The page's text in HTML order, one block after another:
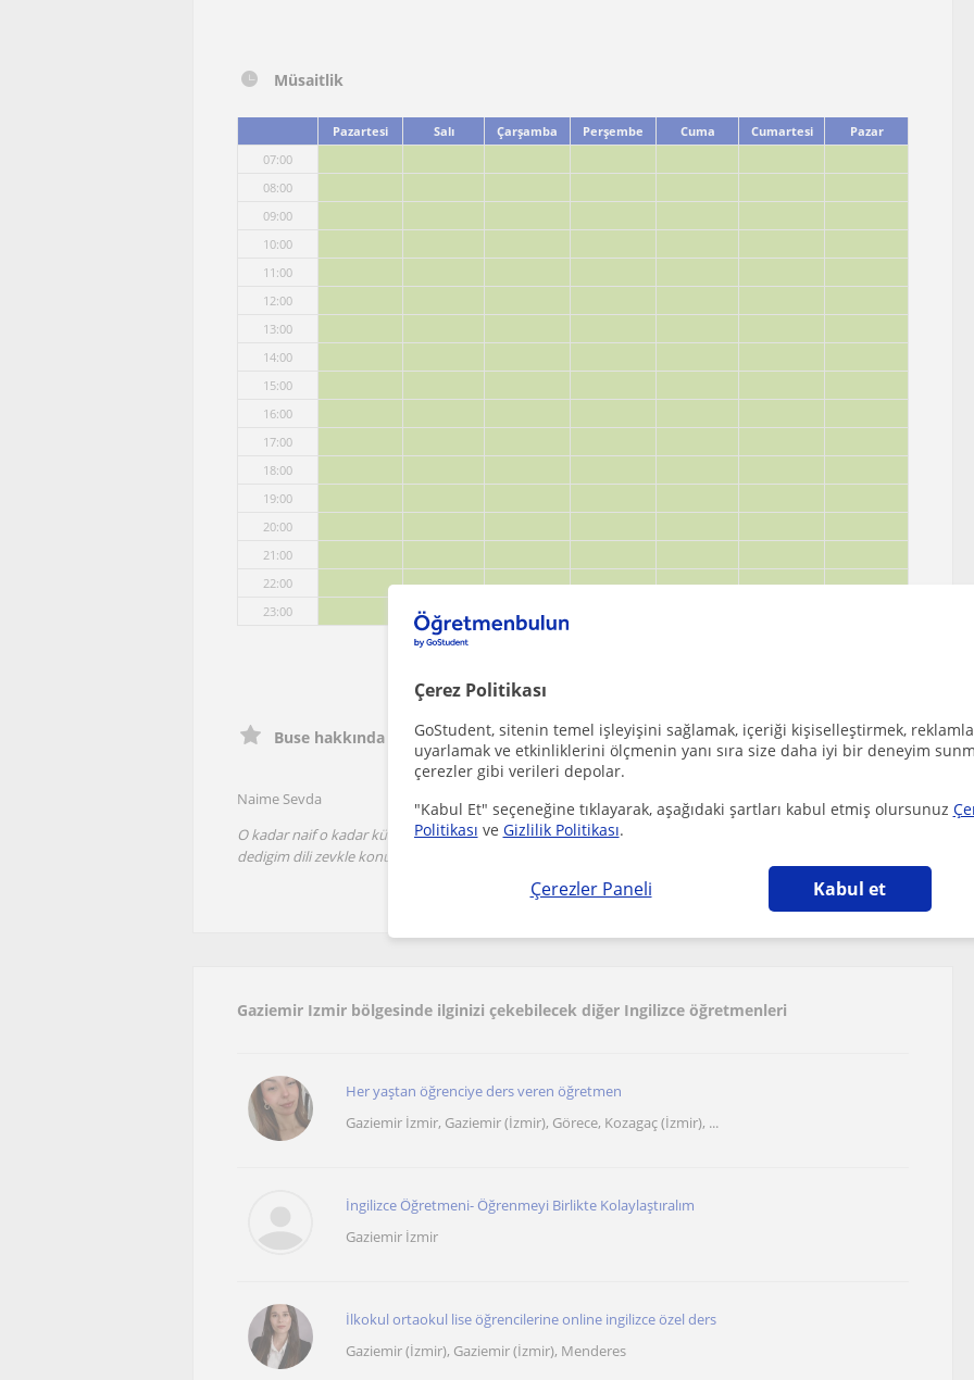
Çerez Politikası
GoStudent, sitenin temel işleyişini sağlamak, içeriği kişiselleştirmek,
uyarlamak ve etkinliklerini ölçmenin yanı sıra size daha iyi bir deneyim
çerezler gibi verileri depolar.
"Kabul Et" seçeneğine tıklayarak, aşağıdaki şartları kabul etmiş olursunuz
Politikası ve Gizlilik Politikası.
Çerezler Paneli Kabul et
Müsaitlik
Pazartesi Salı Çarşamba Perşembe Cuma Cumartesi
Pazar
07:00
08:00
09:00
10:00
11:00
12:00
13:00
14:00
15:00
16:00
17:00
18:00
19:00
20:00
21:00
22:00
23:00
Buse hakkında öğrenci yorumları
Naime Sevda
O kadar naif o kadar kültürlü bir ögretmen ki böylesi yok. Bütün özgüvenimi toparladi, asla konusamam
dedigim dili zevkle konusur oldum. Canim hocam.
Gaziemir Izmir bölgesinde ilginizi çekebilecek diğer Ingilizce öğretmenleri
Her yaştan öğrenciye ders veren öğretmen
Gaziemir İzmir, Gaziemir (İzmir), Görece, Kozagaç (İzmir), ...
İngilizce Öğretmeni- Öğrenmeyi Birlikte Kolaylaştıralım
Gaziemir İzmir
İlkokul ortaokul lise öğrencilerine online ingilizce özel ders
Gaziemir (İzmir), Gaziemir (İzmir), Menderes